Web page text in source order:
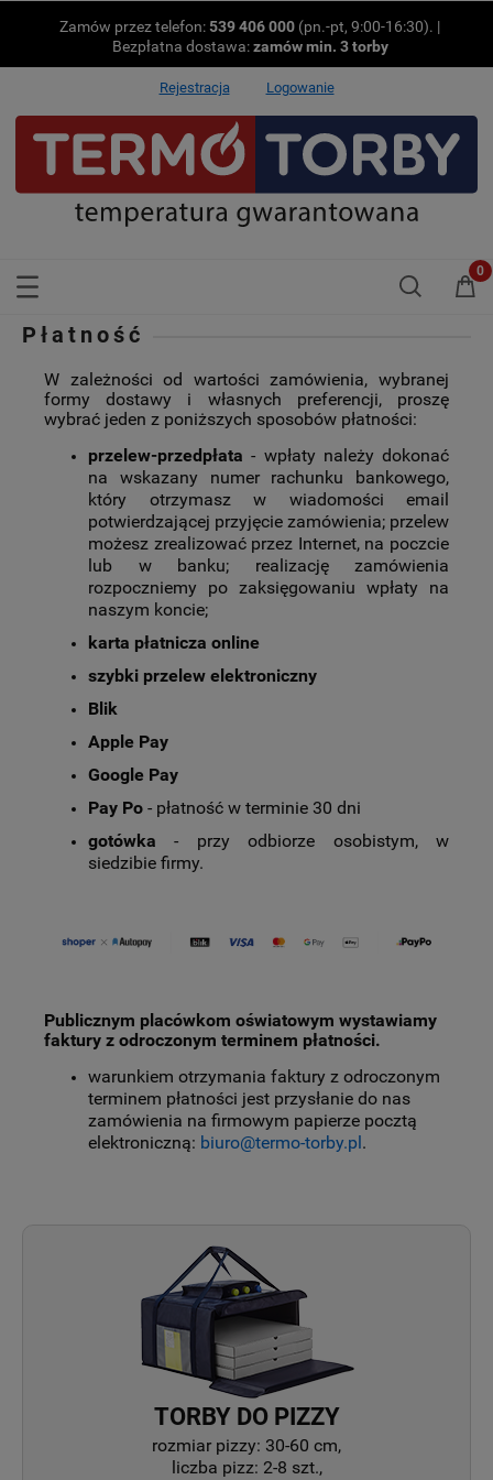
Rejestracja Logowanie
Zamów przez telefon:539 406 000 (pn.-pt, 9:00-16:30). |
Bezpłatna dostawa:zamów min. 3 torby
Płatność
W zależności od wartości zamówienia, wybranej
formy dostawy i własnych preferencji, proszę
wybrać jeden z poniższych sposobów płatności:
przelew-przedpłata - wpłaty należy dokonać
na wskazany numer rachunku bankowego,
który otrzymasz w wiadomości email
potwierdzającej przyjęcie zamówienia; przelew
możesz zrealizować przez Internet, na poczcie
lub w banku; realizację zamówienia
rozpoczniemy po zaksięgowaniu wpłaty na
naszym koncie;
karta płatnicza online
szybki przelew elektroniczny
Blik
Apple Pay
Google Pay
Pay Po - płatność w terminie 30 dni
gotówka - przy odbiorze osobistym, w
siedzibie firmy.
Publicznym placówkom oświatowym wystawiamy
faktury z odroczonym terminem płatności.
warunkiem otrzymania faktury z odroczonym
terminem płatności jest przysłanie do nas
zamówienia na firmowym papierze pocztą
elektroniczną: biuro@termo-torby.pl .
TORBY DO PIZZY
rozmiar pizzy: 30-60 cm,
liczba pizz: 2-8 szt.,